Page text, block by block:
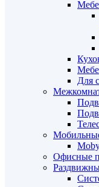
Для
Офисные